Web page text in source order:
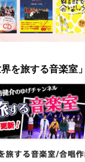
を旅する音楽室」